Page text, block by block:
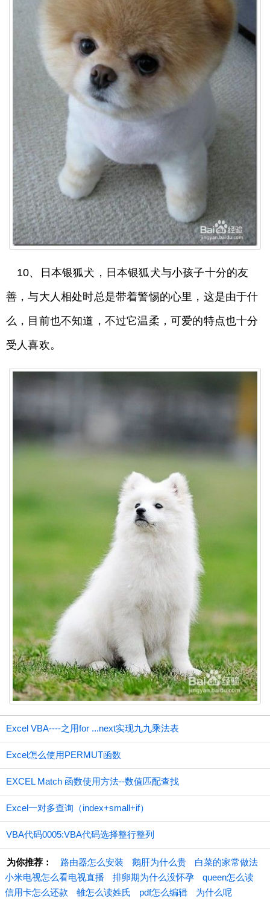
10、日本银狐犬，日本银狐犬与小孩子十分的友
善，与大人相处时总是带着警惕的心里，这是由于什
么，目前也不知道，不过它温柔，可爱的特点也十分
受人喜欢。
Excel VBA----之用for ...next实现九九乘法表
Excel怎么使用PERMUT函数
EXCEL Match 函数使用方法--数值匹配查找
Excel一对多查询（index+small+if）
VBA代码0005:VBA代码选择整行整列
为你推荐： 路由器怎么安装 鹅肝为什么贵
白菜的家常做法
小米电视怎么看电视直播
排卵期为什么没怀孕
queen怎么读
信用卡怎么还款
雒怎么读姓氏 pdf怎么编辑 为什么呢